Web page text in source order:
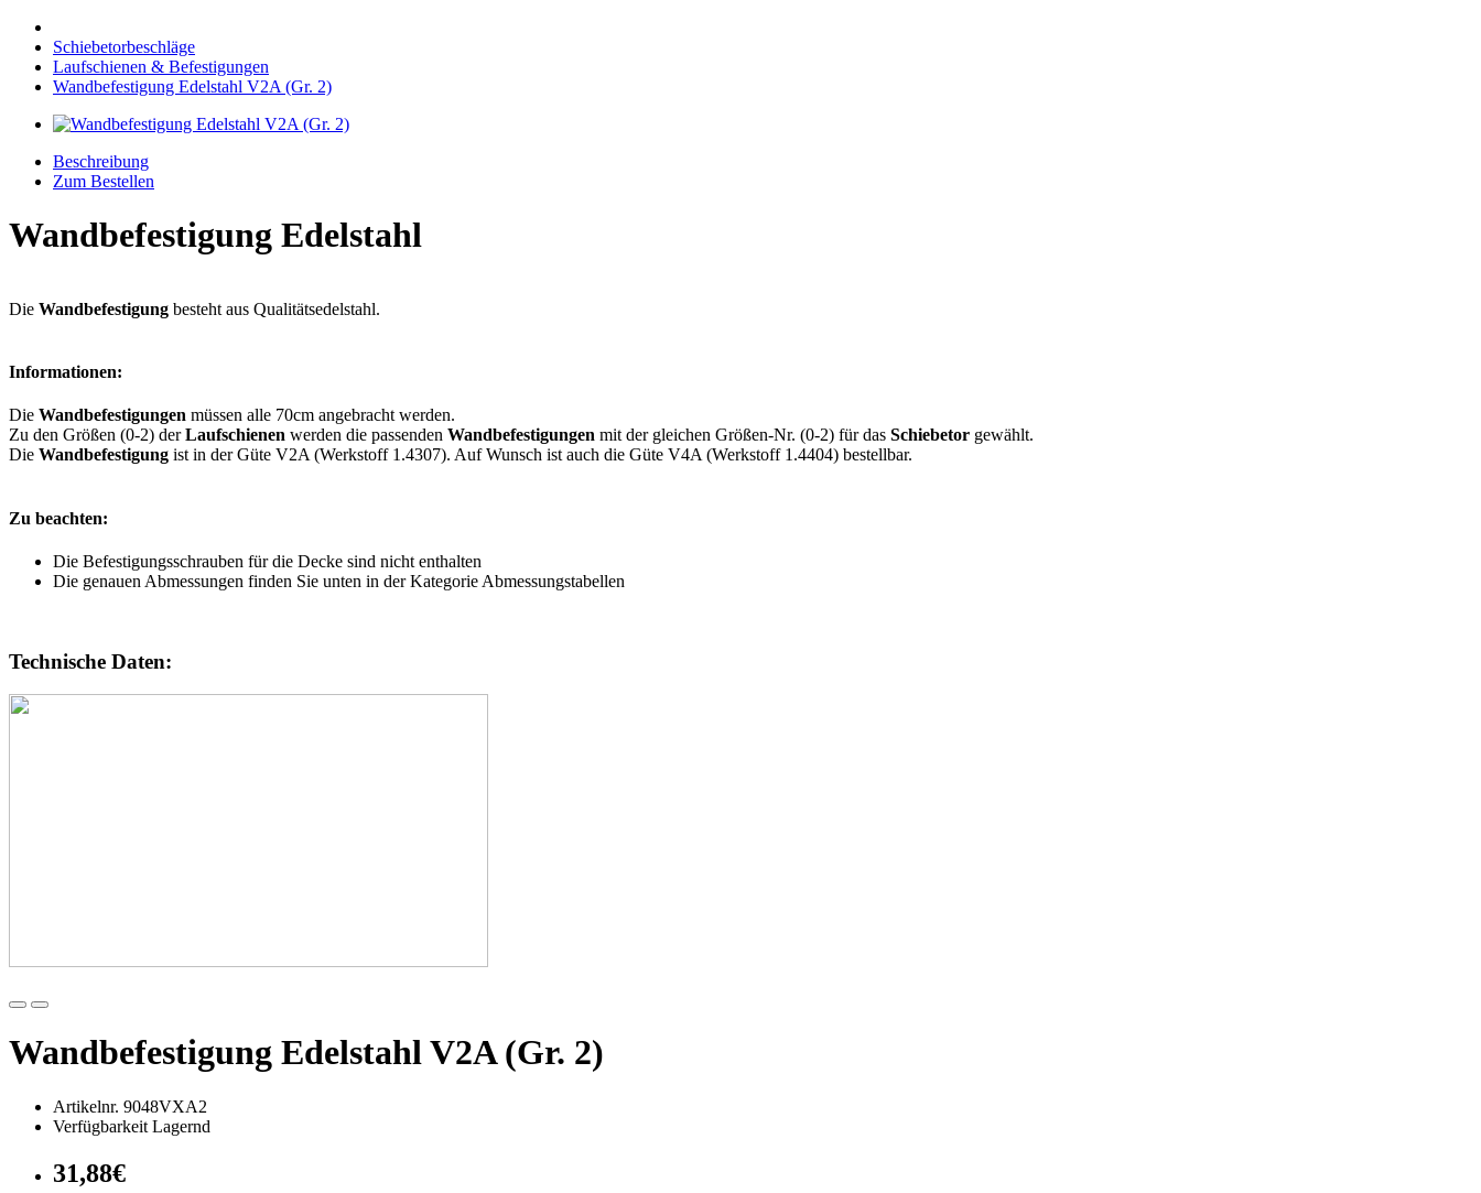
Schiebetorbeschläge
Laufschienen & Befestigungen
Wandbefestigung Edelstahl V2A (Gr. 2)
Beschreibung
Zum Bestellen
Wandbefestigung Edelstahl
Die Wandbefestigung besteht aus Qualitätsedelstahl.
Informationen:
Die Wandbefestigungen müssen alle 70cm angebracht werden.
Zu den Größen (0-2) derLaufschienen werden die passenden Wandbefestigungen mit der gleichen Größen-Nr. (0-2) für das Schiebetor gewählt.
Die Wandbefestigung ist in der Güte V2A (Werkstoff 1.4307). Auf Wunsch ist auch die Güte V4A (Werkstoff 1.4404) bestellbar.
Zu beachten:
Die Befestigungsschrauben für die Decke sind nicht enthalten
Die genauen Abmessungen finden Sie unten in der Kategorie Abmessungstabellen
Technische Daten:
Wandbefestigung Edelstahl V2A (Gr. 2)
Artikelnr. 9048VXA2
Verfügbarkeit Lagernd
31,88€